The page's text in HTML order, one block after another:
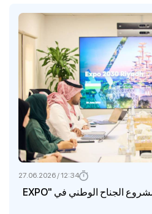
جمهورية أوزبكستان تقدم مشروع الجناح الوطني في "EXPO
12:34 / 27.06.2026